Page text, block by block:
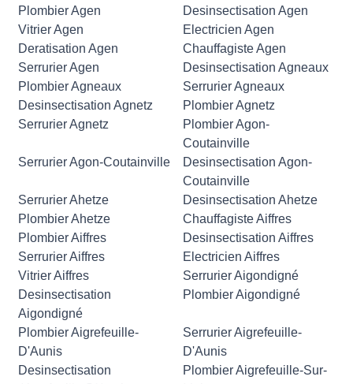
Plombier Agen
Desinsectisation Agen
Vitrier Agen
Electricien Agen
Deratisation Agen
Chauffagiste Agen
Serrurier Agen
Desinsectisation Agneaux
Plombier Agneaux
Serrurier Agneaux
Desinsectisation Agnetz
Plombier Agnetz
Serrurier Agnetz
Plombier Agon-
Coutainville
Serrurier Agon-Coutainville
Desinsectisation Agon-
Coutainville
Serrurier Ahetze
Desinsectisation Ahetze
Plombier Ahetze
Chauffagiste Aiffres
Plombier Aiffres
Desinsectisation Aiffres
Serrurier Aiffres
Electricien Aiffres
Vitrier Aiffres
Serrurier Aigondigné
Desinsectisation
Aigondigné
Plombier Aigondigné
Plombier Aigrefeuille-
D'Aunis
Serrurier Aigrefeuille-
D'Aunis
Desinsectisation
Plombier Aigrefeuille-Sur-